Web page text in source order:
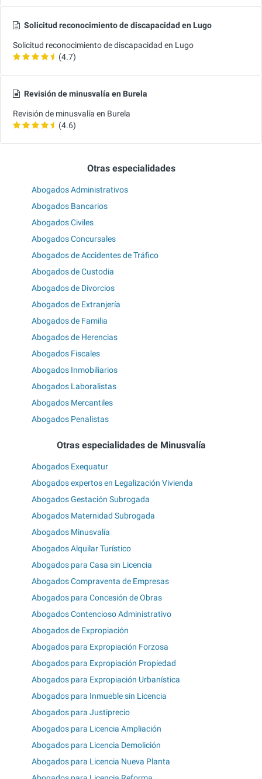
Solicitud reconocimiento de discapacidad en Lugo
Solicitud reconocimiento de discapacidad en Lugo
(4.7)
Revisión de minusvalía en Burela
Revisión de minusvalía en Burela
(4.6)
Otras especialidades
Abogados Administrativos
Abogados Bancarios
Abogados Civiles
Abogados Concursales
Abogados de Accidentes de Tráfico
Abogados de Custodia
Abogados de Divorcios
Abogados de Extranjería
Abogados de Familia
Abogados de Herencias
Abogados Fiscales
Abogados Inmobiliarios
Abogados Laboralistas
Abogados Mercantiles
Abogados Penalistas
Otras especialidades de Minusvalía
Abogados Exequatur
Abogados expertos en Legalización Vivienda
Abogados Gestación Subrogada
Abogados Maternidad Subrogada
Abogados Minusvalía
Abogados Alquilar Turístico
Abogados para Casa sin Licencia
Abogados Compraventa de Empresas
Abogados para Concesión de Obras
Abogados Contencioso Administrativo
Abogados de Expropiación
Abogados para Expropiación Forzosa
Abogados para Expropiación Propiedad
Abogados para Expropiación Urbanística
Abogados para Inmueble sin Licencia
Abogados para Justiprecio
Abogados para Licencia Ampliación
Abogados para Licencia Demolición
Abogados para Licencia Nueva Planta